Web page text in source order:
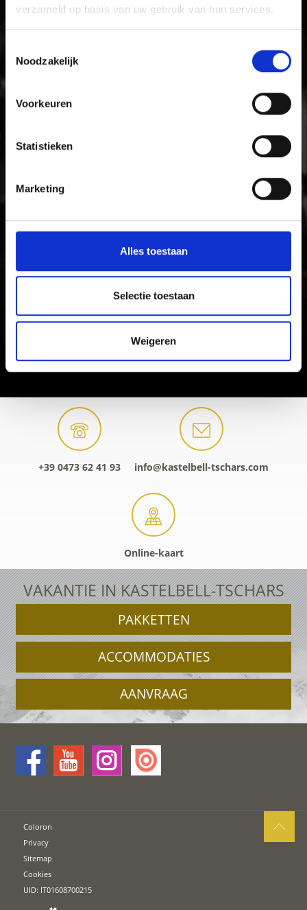
verzameld op basis van uw gebruik van hun services.
Noodzakelijk
Voorkeuren
Statistieken
Marketing
Alles toestaan
Selectie toestaan
Weigeren
Met zijn kastelen, middeleeuwse klooster- en
stadsmuren en levendige tradities is het zonnige
tijdens hun vakantie plezier en cultuur zoeken.
+39 0473 62 41 93 info@kastelbell-tschars.com
Online-kaart
VAKANTIE IN KASTELBELL-TSCHARS
PAKKETTEN
ACCOMMODATIES
AANVRAAG
Coloron
Privacy
Sitemap
Cookies
UID: IT01608700215